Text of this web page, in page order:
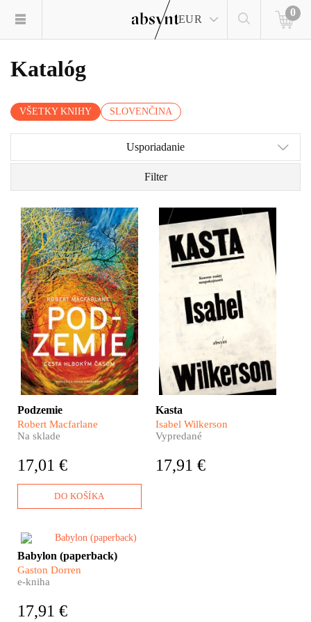
EUR
0
Katalóg
VŠETKY KNIHY SLOVENČINA
Usporiadanie
Filter
Macfarlane pozerá okolo
seba a snaží sa pochopiť,
čo po nás nájde budúci
výskumník a ako bude o
tisíce rokov vysvetľovať
našu prítomnosť.
Podzemie je hlboká cesta
strojom času do ďalekej
budúcnosti, pri ktorej sa
nám ponúka zdanlivo
jednoduchá otázku: Sme
dobrými predkami?
Podzemie
Robert Macfarlane
Na sklade
17,01 €
DO KOŠÍKA
Kasta je nálepka, ktorá
hovorí, ako máme s
človekom zaobchádzať.
Kasta
Isabel Wilkerson
Vypredané
17,91 €
​Ako sa môžete čo
najefektívnejšie naučiť po
vietnamsky? Prečo je nemčina
najväčším čudákom spomedzi
komunikujú Indonézania,
Babylon (paperback)
Gaston Dorren
e-kniha
17,91 €